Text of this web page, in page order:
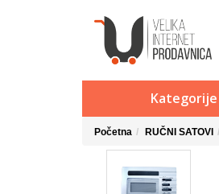
Kategorije
Početna RUČNI SATOVI